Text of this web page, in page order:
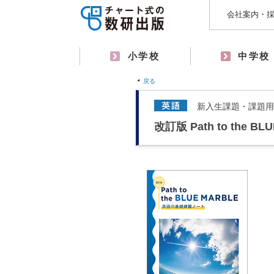
会社案内・
小学校 中学校
戻る
新入生課題・課題
改訂版 Path to the